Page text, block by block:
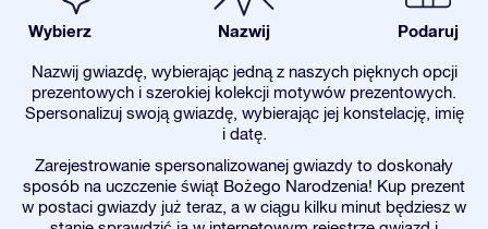
Wybierz Nazwij Podaruj
Nazwij gwiazdę, wybierając jedną z naszych pięknych opcji
prezentowych i szerokiej kolekcji motywów prezentowych.
Spersonalizuj swoją gwiazdę, wybierając jej konstelację, imię
i datę.
Zarejestrowanie spersonalizowanej gwiazdy to doskonały
sposób na uczczenie świąt Bożego Narodzenia! Kup prezent
w postaci gwiazdy już teraz, a w ciągu kilku minut będziesz w